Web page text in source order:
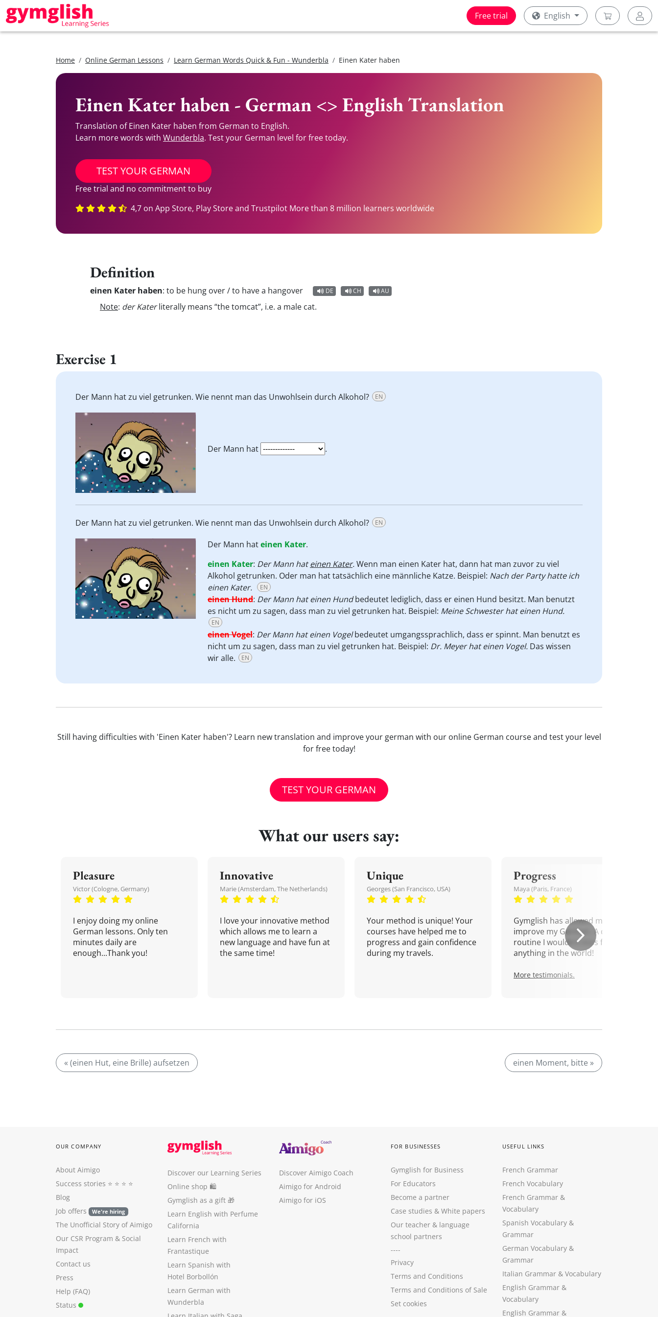
Free trial English
Home Online German Lessons Learn German Words Quick & Fun - Wunderbla Einen Kater haben
Einen Kater haben - German <> English Translation
Translation of Einen Kater haben from German to English.
Learn more words with Wunderbla. Test your German level for free today.
TEST YOUR GERMAN
Free trial and no commitment to buy
4,7 on App Store, Play Store and Trustpilot More than 8 million learners worldwide
Definition
einen Kater haben: to be hung over / to have a hangover DE CH AU
Note: der Katerliterally means “the tomcat”, i.e. a male cat.
Exercise 1
Der Mann hat zu viel getrunken. Wie nennt man das Unwohlsein durch Alkohol? EN
Der Mann hat .
Der Mann hat zu viel getrunken. Wie nennt man das Unwohlsein durch Alkohol? EN
Der Mann hateinen Kater.
einen Kater: Der Mann hateinen Kater.Wenn man einen Kater hat, dann hat man zuvor zu viel
Alkohol getrunken. Oder man hat tatsächlich eine männliche Katze. Beispiel: Nach der Party hatte ich
einen Kater.
EN
einen Hund: Der Mann hat einen Hundbedeutet lediglich, dass er einen Hund besitzt. Man benutzt
es nicht um zu sagen, dass man zu viel getrunken hat. Beispiel: Meine Schwester hat einen Hund.
EN
einen Vogel: Der Mann hat einen Vogelbedeutet umgangssprachlich, dass er spinnt. Man benutzt es
nicht um zu sagen, dass man zu viel getrunken hat. Beispiel: Dr. Meyer hat einen Vogel. Das wissen
wir alle.
EN
Still having difficulties with 'Einen Kater haben'? Learn new translation and improve your german with our online German course and test your level
for free today!
TEST YOUR GERMAN
What our users say:
Pleasure
Victor (Cologne, Germany)
I enjoy doing my online
German lessons. Only ten
minutes daily are
enough...Thank you!
Innovative
Marie (Amsterdam, The Netherlands)
I love your innovative method
which allows me to learn a
new language and have fun at
the same time!
Unique
Georges (San Francisco, USA)
Your method is unique! Your
courses have helped me to
progress and gain confidence
during my travels.
Progress
Maya (Paris, France)
Gymglish has allowed me to
improve my German. A daily
routine I wouldn't miss for
anything in the world!
More testimonials.
« (einen Hut, eine Brille) aufsetzen einen Moment, bitte »
OUR COMPANY
About Aimigo
Success stories ⭐️ ⭐️ ⭐️ ⭐️
Blog
Job offers
We're hiring
The Unofficial Story of Aimigo
Our CSR Program & Social
Impact
Contact us
Press
Help (FAQ)
Status
Discover our Learning Series
Online shop 🛍
Gymglish as a gift 🎁
Learn English with Perfume
California
Learn French with
Frantastique
Learn Spanish with
Hotel Borbollón
Learn German with
Wunderbla
Discover Aimigo Coach
Aimigo for Android
Aimigo for iOS
FOR BUSINESSES
Gymglish for Business
For Educators
Become a partner
Case studies & White papers
Our teacher & language
school partners
----
Privacy
Terms and Conditions
Terms and Conditions of Sale
Set cookies
USEFUL LINKS
French Grammar
French Vocabulary
French Grammar &
Vocabulary
Spanish Vocabulary &
Grammar
German Vocabulary &
Grammar
Italian Grammar & Vocabulary
English Grammar &
Vocabulary
English Grammar &